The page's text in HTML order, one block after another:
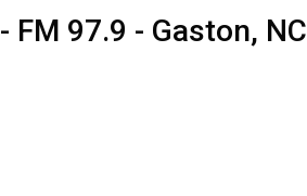
- FM 97.9 - Gaston, NC